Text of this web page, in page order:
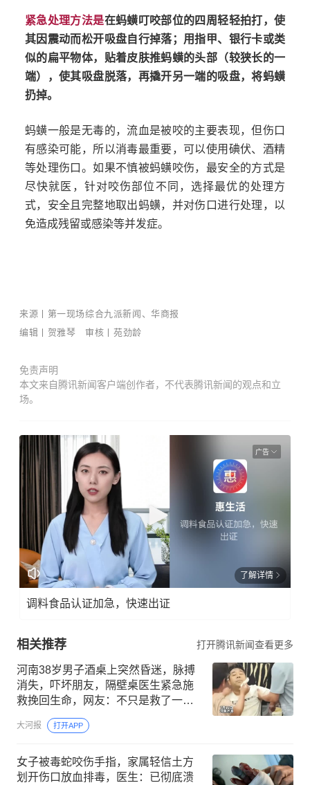
紧急处理方法是在蚂蟥叮咬部位的四周轻轻拍打，使
其因震动而松开吸盘自行掉落；用指甲、银行卡或类
似的扁平物体，贴着皮肤推蚂蟥的头部（较狭长的一
端），使其吸盘脱落，再撬开另一端的吸盘，将蚂蟥
扔掉。
蚂蟥一般是无毒的，流血是被咬的主要表现，但伤口
有感染可能，所以消毒最重要，可以使用碘伏、酒精
等处理伤口。如果不慎被蚂蟥咬伤，最安全的方式是
尽快就医，针对咬伤部位不同，选择最优的处理方
式，安全且完整地取出蚂蟥，并对伤口进行处理，以
免造成残留或感染等并发症。
来源丨第一现场综合九派新闻、华商报
编辑丨贺雅琴 审核丨苑劲龄
免责声明
本文来自腾讯新闻客户端创作者，不代表腾讯新闻的观点和立
场。
广告
了解详情
调料食品认证加急，快速出证
相关推荐 打开腾讯新闻查看更多
河南38岁男子酒桌上突然昏迷，脉搏
消失，吓坏朋友，隔壁桌医生紧急施
救挽回生命，网友：不只是救了一个
人，更是救了一桌人
大河报 打开APP
女子被毒蛇咬伤手指，家属轻信土方
划开伤口放血排毒，医生：已彻底溃